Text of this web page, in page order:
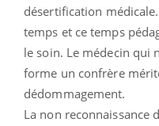
désertification
temps et ce temps
le soin. Le médecin qui
forme un confrère
dédommagement.
La non reconnaissance